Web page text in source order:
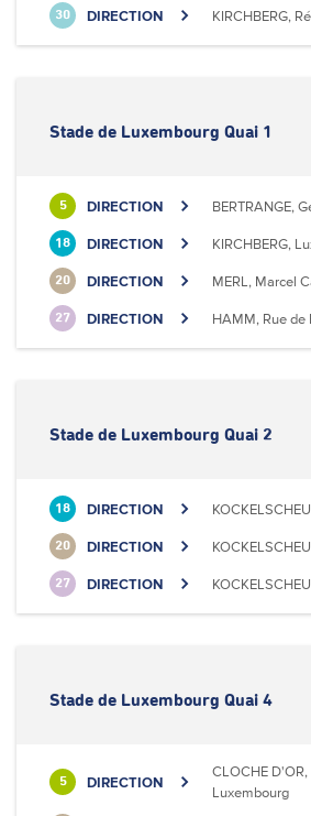
30 DIRECTION KIRCHBERG,
Stade de Luxembourg Quai 1
5 DIRECTION BERTRANGE,
18 DIRECTION KIRCHBERG,
20 DIRECTION MERL, Marcel
27 DIRECTION HAMM, Rue de
Stade de Luxembourg Quai 2
18 DIRECTION
20 DIRECTION
27 DIRECTION
Stade de Luxembourg Quai 4
5 DIRECTION
CLOCHE
Luxembourg